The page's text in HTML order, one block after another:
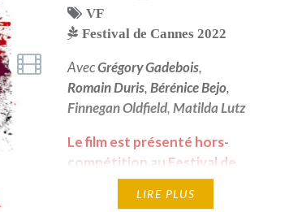
VF
Festival de Cannes 2022
AvecGrégory Gadebois,
Romain Duris,Bérénice Bejo,
Finnegan Oldfield,Matilda Lutz
Le film est présenté hors-
compétition au Festival de
Cannes 2022 et en fait
l'ouverture.LIRE PLUS